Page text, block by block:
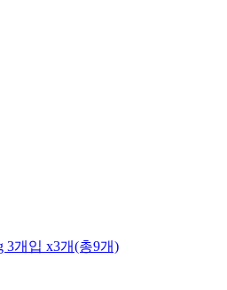
3개입 x3개(총9개)